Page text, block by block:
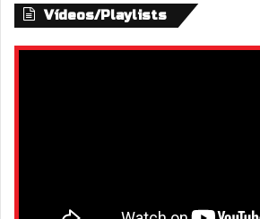
Vídeos/Playlists